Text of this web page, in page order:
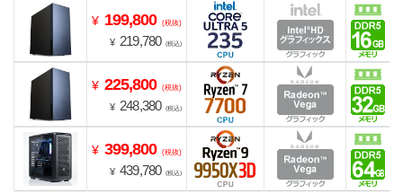
¥ 199,800 (税抜)
¥ 219,780 (税込)
¥ 225,800 (税抜)
¥ 248,380 (税込)
¥ 399,800 (税抜)
¥ 439,780 (税込)